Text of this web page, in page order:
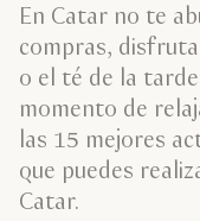
En Catar no te
compras,
o el té de la
momento de
las 15 mejores
que puedes
Catar.